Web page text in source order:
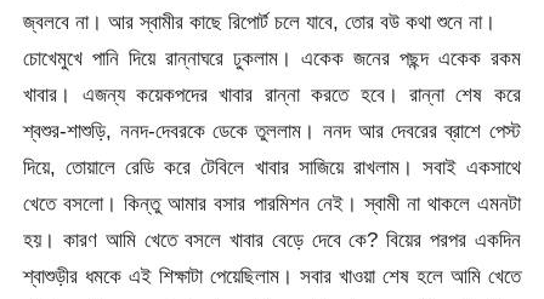
জ্বলবে না। আর স্বামীর কাছে রিপোর্ট চলে যাবে, তোর বউ কথা শুনে না।
চোখেমুখে পানি দিয়ে রান্নাঘরে ঢুকলাম। একেক জনের পছন্দ একেক রকম
খাবার। এজন্য কয়েকপদের খাবার রান্না করতে হবে। রান্না শেষ করে
শ্বশুর-শাশুড়ি, ননদ-দেবরকে ডেকে তুললাম। ননদ আর দেবরের ব্রাশে পেস্ট
দিয়ে, তোয়ালে রেডি করে টেবিলে খাবার সাজিয়ে রাখলাম। সবাই একসাথে
খেতে বসলো। কিন্তু আমার বসার পারমিশন নেই। স্বামী না থাকলে এমনটা
হয়। কারণ আমি খেতে বসলে খাবার বেড়ে দেবে কে? বিয়ের পরপর একদিন
শ্বাশুড়ীর ধমকে এই শিক্ষাটা পেয়েছিলাম। সবার খাওয়া শেষ হলে আমি খেতে